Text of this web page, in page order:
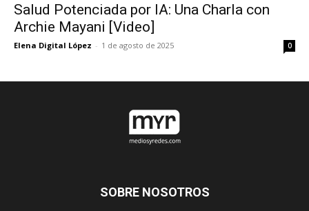
Salud Potenciada por IA: Una Charla con
Archie Mayani [Video]
Elena Digital López - 1 de agosto de 2025 0
SOBRE NOSOTROS